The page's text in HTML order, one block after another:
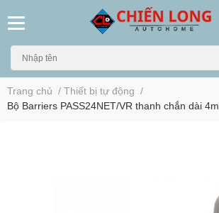
Trang chủ / Thiết bị tự động /
Bộ Barriers PASS24NET/VR thanh chắn dài 4m